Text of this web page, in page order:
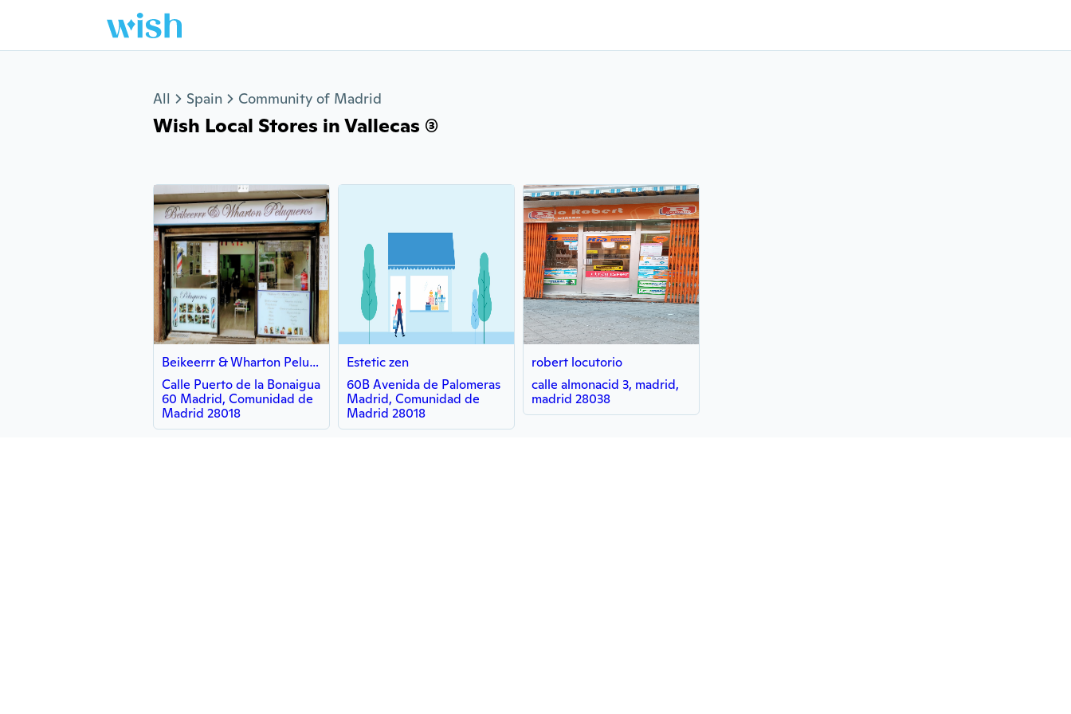
All Spain Community of Madrid
Wish Local Stores in Vallecas (3)
Beikeerrr & Wharton Peluqueros
Calle Puerto de la Bonaigua
60 Madrid, Comunidad de
Madrid 28018
Estetic zen
60B Avenida de Palomeras
Madrid, Comunidad de
Madrid 28018
robert locutorio
calle almonacid 3, madrid,
madrid 28038